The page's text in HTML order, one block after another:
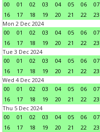
00
01 02 03 04 05 06 07
16
17 18 19 20 21 22
23
Mon 2 Dec 2024
00
01 02 03 04 05 06 07
16
17 18 19 20 21 22
23
Tue 3 Dec 2024
00
01 02 03 04 05 06 07
16
17 18 19 20 21 22
23
Wed 4 Dec 2024
00
01 02 03 04 05 06 07
16
17 18 19 20 21 22
23
Thu 5 Dec 2024
00
01 02 03 04 05 06 07
16
17 18 19 20 21 22
23